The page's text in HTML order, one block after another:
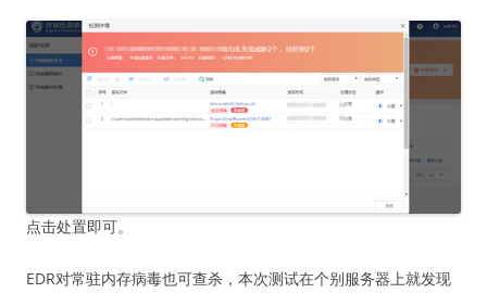
点击处置即可。
EDR对常驻内存病毒也可查杀，本次测试在个别服务器上就发现